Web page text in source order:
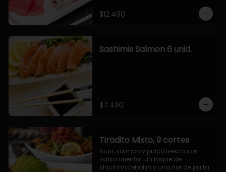
$12.490
Sashimis Salmon 6 unid.
$7.490
Tiradito Mixto, 9 cortes
Atun, salmon y pulpo fresco con
salsa oriental, un toque de
shichimi,cebollin y una flor de palta.